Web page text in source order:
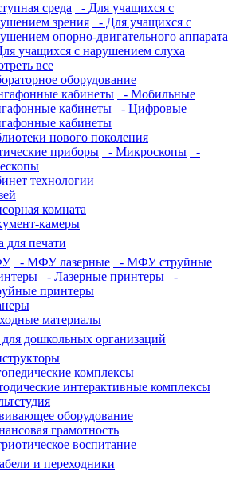
среда
- Для учащихся с
зрения
- Для учащихся с
опорно-двигательного аппарата
учащихся с нарушением слуха
все
оборудование
кабинеты
- Мобильные
кабинеты
- Цифровые
кабинеты
нового поколения
приборы
- Микроскопы
-
технологии
комната
камеры
для печати
- МФУ лазерные
- МФУ струйные
- Лазерные принтеры
-
принтеры
материалы
дошкольных организаций
комплексы
интерактивные комплексы
оборудование
грамотность
воспитание
и переходники